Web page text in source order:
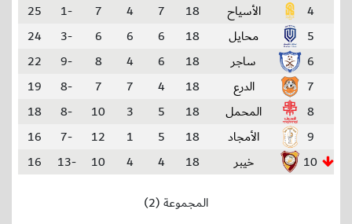
4
الأسياح 18
7
4
7
-1
25
5
محايل 18
6
6
6
-3
24
6
ساجر 18
6
4
8
-9
22
7
الدرع 18
4
7
7
-8
19
8
المحمل 18
5
3
10
-8
18
9
الأمجاد 18
5
1
12
-7
16
10
خيبر 18
4
4
10
-13
16
المجموعة (2)